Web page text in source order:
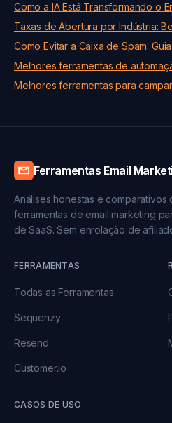
Como a IA Está Transformando o
Taxas de Abertura por Indústria:
Como Evitar a Caixa de Spam:
Melhores ferramentas de
Melhores ferramentas para
Ferramentas Email
Análises honestas e comparativos
ferramentas de email marketing
de SaaS. Sem enrolação de
FERRAMENTAS
Todas as Ferramentas
Sequenzy
Resend
Customer.io
CASOS DE USO